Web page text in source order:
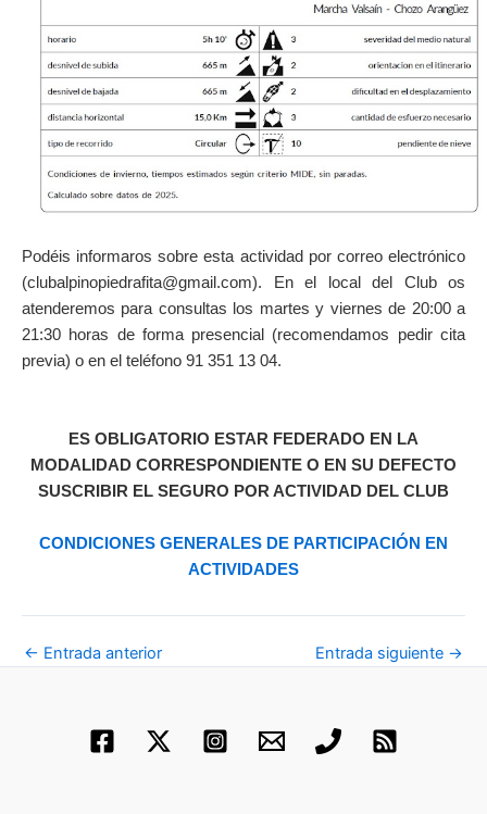
Podéis informaros sobre esta actividad por correo electrónico
(clubalpinopiedrafita@gmail.com).
En el local del Club os
atenderemos para consultas los martes y viernes de 20:00 a
21:30 horas de forma presencial (recomendamos pedir cita
previa) o en el teléfono 91 351 13 04.
ES OBLIGATORIO ESTAR FEDERADO EN LA
MODALIDAD CORRESPONDIENTE O EN SU DEFECTO
SUSCRIBIR EL SEGURO POR ACTIVIDAD DEL CLUB
CONDICIONES GENERALES DE PARTICIPACIÓN EN
ACTIVIDADES
← Entrada anterior Entrada siguiente →